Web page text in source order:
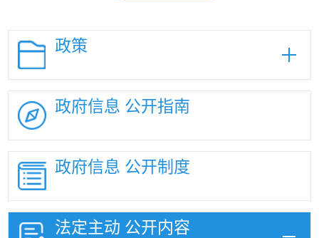
政策
政府信息 公开指南
政府信息 公开制度
法定主动 公开内容